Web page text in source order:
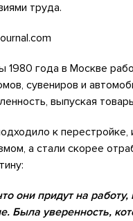
труда.
1980 года в Москве
сувениров и
выпуская
к
а стали скорее
они придут на
Была уверенность,